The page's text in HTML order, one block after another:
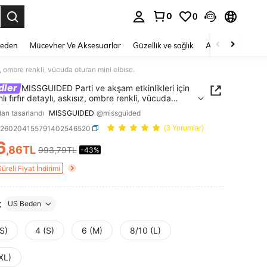
0 0
Mücevher Ve Aksesuarlar Güzellik ve sağlık Ayakkabı
ombre renkli, vücuda oturan mini elbise.
MISSGUIDED Parti ve akşam etkinlikleri için
fırfır detaylı, askısız, ombre renkli, vücuda
tasarlandı MISSGUIDED @missguided
(3 Yorumlar)
AND AVAILABILITY
,86TL 993,79TL -43%
Süreli Fiyat İndirimi
US Beden
4 (S) 6 (M) 8/10 (L)